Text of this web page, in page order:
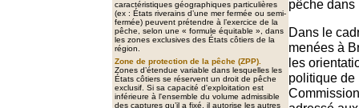
caractéristiques géographiques particulières
(ex : États riverains d’une mer fermée ou semi-
fermée) peuvent prétendre à l’exercice de la
pêche, selon une « formule équitable », dans
les zones exclusives des États côtiers de la
région.
Zone de protection de la pêche (ZPP).
Zones d’étendue variable dans lesquelles les
États côtiers se réservent un droit de pêche
exclusif. Si sa capacité d'exploitation est
inférieure à l'ensemble du volume admissible
des captures qu’il a fixé, il autorise les autres
pêche dans
Dans le
menées à
les
politique de